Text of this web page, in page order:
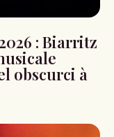
: Biarritz
obscurci à